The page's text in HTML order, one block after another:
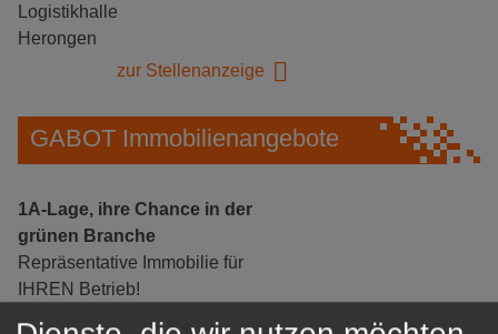
Logistikhalle
Herongen
zur Stellenanzeige
GABOT Immobilienangebote
1A-Lage, ihre Chance in der
grünen Branche
Repräsentative Immobilie für
IHREN Betrieb!
zur Anzeige